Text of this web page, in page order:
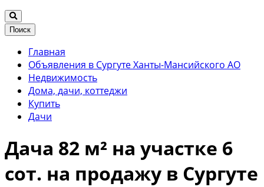
Поиск
Главная
Объявления в Сургуте Ханты-Мансийского АО
Недвижимость
Дома, дачи, коттеджи
Купить
Дачи
Дача 82 м² на участке 6
сот. на продажу в Сургуте